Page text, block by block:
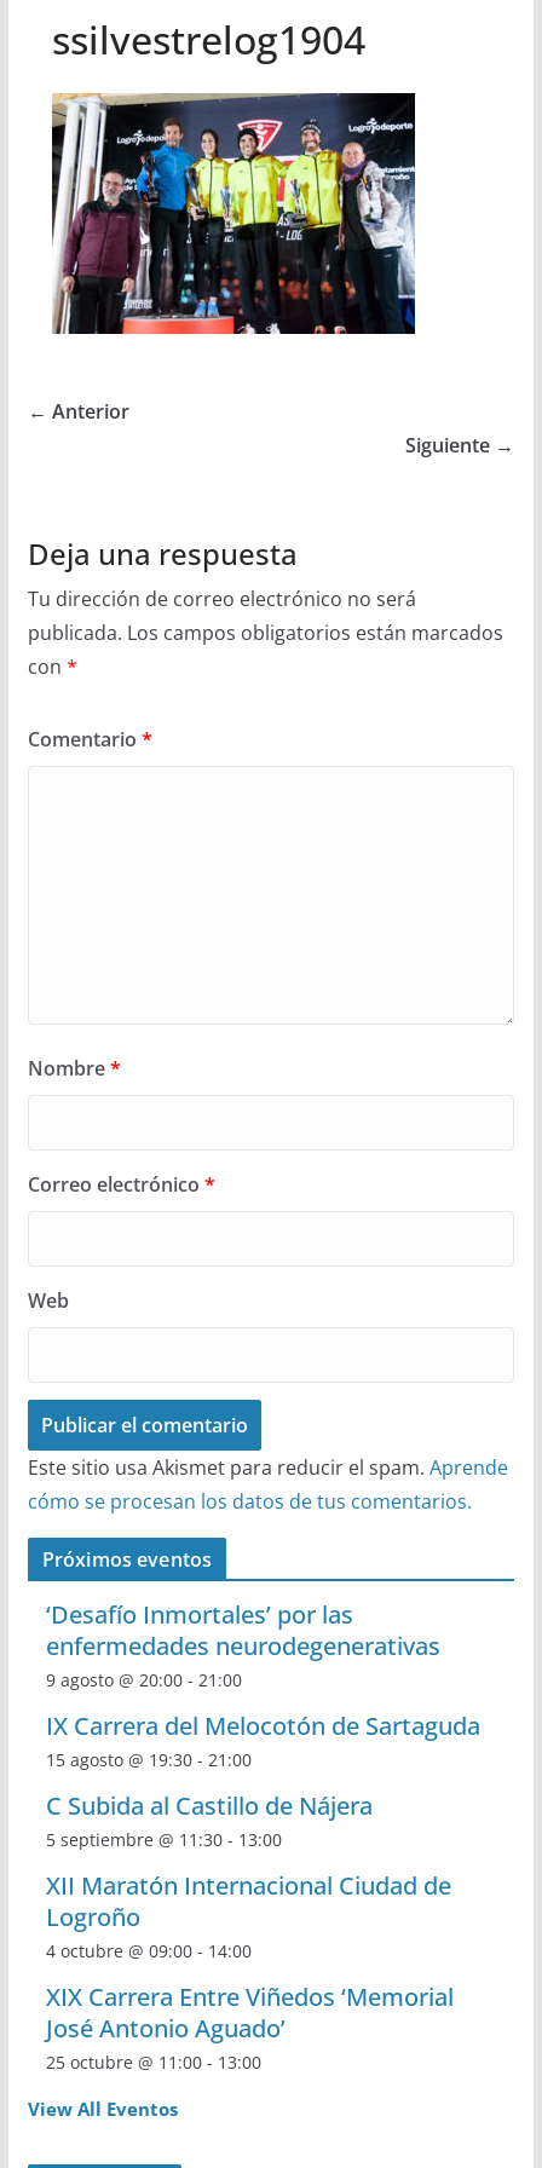
ssilvestrelog1904
← Anterior
Siguiente →
Deja una respuesta
Tu dirección de correo electrónico no será
publicada. Los campos obligatorios están marcados
con *
Comentario *
Nombre*
Correo electrónico *
Web
Este sitio usa Akismet para reducir el spam. Aprende
cómo se procesan los datos de tus comentarios.
Próximos eventos
‘Desafío Inmortales’ por las
enfermedades neurodegenerativas
9 agosto @ 20:00- 21:00
IX Carrera del Melocotón de Sartaguda
15 agosto @ 19:30- 21:00
C Subida al Castillo de Nájera
5 septiembre @ 11:30- 13:00
XII Maratón Internacional Ciudad de
Logroño
4 octubre @ 09:00- 14:00
XIX Carrera Entre Viñedos ‘Memorial
José Antonio Aguado’
25 octubre @ 11:00- 13:00
View All Eventos